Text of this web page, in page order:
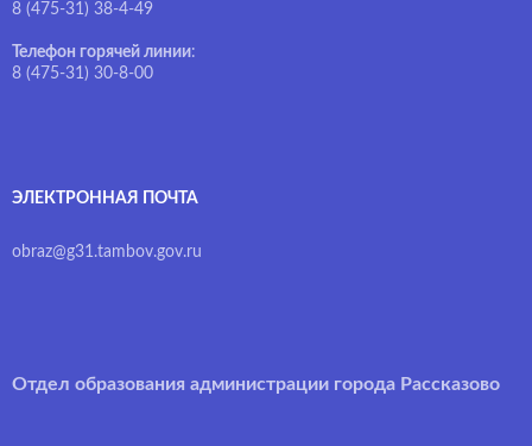
8 (475-31) 38-4-49
Телефон горячей линии:
8 (475-31) 30-8-00
ЭЛЕКТРОННАЯ ПОЧТА
obraz@g31.tambov.gov.ru
Отдел образования администрации города Рассказово